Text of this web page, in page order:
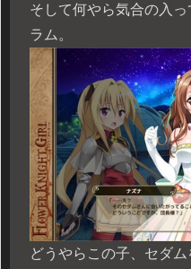
そして何やら気合の入
ラム。
どうやらこの子、セダ